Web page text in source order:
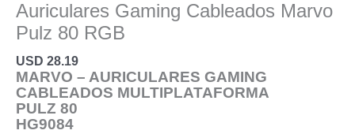
Auriculares Gaming Cableados Marvo
Pulz 80 RGB
USD 28.19
MARVO – AURICULARES GAMING
CABLEADOS MULTIPLATAFORMA
PULZ 80
HG9084